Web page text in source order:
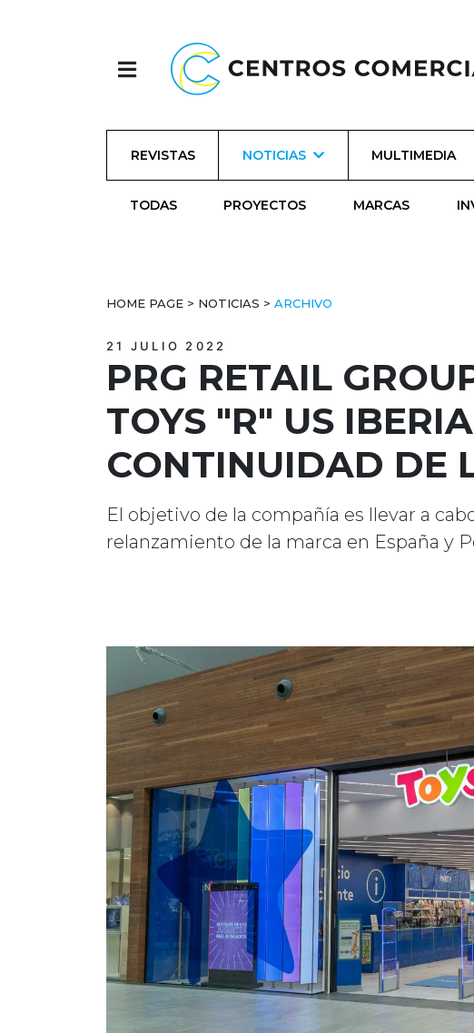
REVISTAS NOTICIAS MULTIMEDIA
TODAS PROYECTOS MARCAS
HOME PAGE > NOTICIAS > ARCHIVO
21 JULIO 2022
PRG RETAIL
TOYS "R" US
CONTINUIDAD DE
El objetivo de la compañía es llevar a
relanzamiento de la marca en España y